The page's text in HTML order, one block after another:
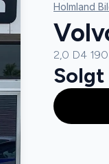
Holmland
2,0 D4
Solgt